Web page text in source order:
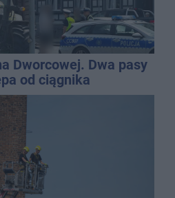
Dworcowej. Dwa pasy
od ciągnika